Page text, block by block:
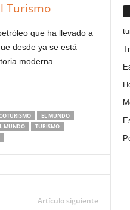
Turismo
que ha llevado a
desde ya se está
moderna…
EL MUNDO
MUNDO
TURISMO
Artículo siguiente